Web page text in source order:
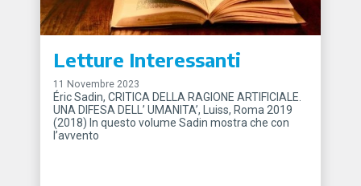
Letture Interessanti
11 Novembre 2023
Éric Sadin, CRITICA DELLA RAGIONE ARTIFICIALE.
UNA DIFESA DELL’ UMANITA’, Luiss, Roma 2019
(2018) In questo volume Sadin mostra che con
l’avvento